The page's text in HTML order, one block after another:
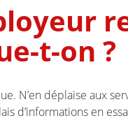
t-on ?
N’en déplaise aux
d’informations en